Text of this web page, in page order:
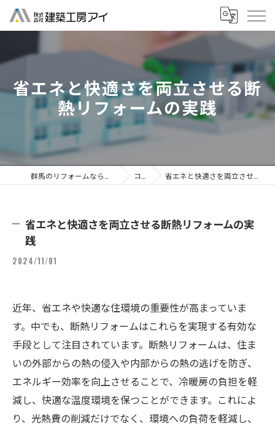
省エネと快適さを両立させる断
熱リフォームの実践
コラム 省エネと快適さを両立させる断熱リフォームの実践
省エネと快適さを両立させる断熱リフォームの実
践
2024/11/01
近年、省エネや快適な住環境の重要性が高まっていま
す。中でも、断熱リフォームはこれらを実現する有効な
手段として注目されています。断熱リフォームは、住ま
いの外部からの熱の侵入や内部からの熱の逃げを防ぎ、
エネルギー効率を向上させることで、冷暖房の負担を軽
減し、快適な温度環境を保つことができます。これによ
り、光熱費の削減だけでなく、環境への負荷を軽減し、